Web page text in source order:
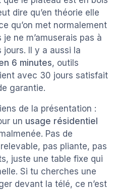
dire qu’en théorie elle
qu’on met normalement
ne m’amuserais pas à
jours. Il y a aussi la
6 minutes, outils
avec 30 jours satisfait
garantie.
de la présentation :
un usage résidentiel
Pas de
pas pliante, pas
juste une table fixe qui
Si tu cherches une
devant la télé, ce n’est